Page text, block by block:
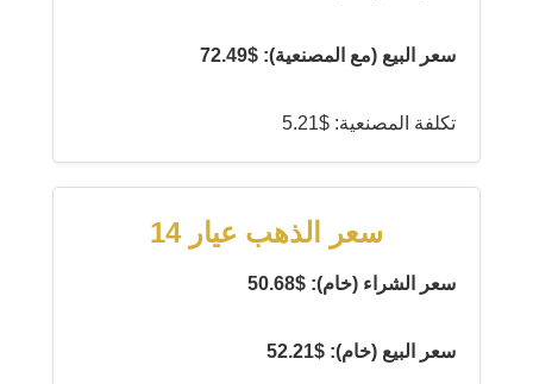
سعر البيع (مع المصنعية): $72.49
تكلفة المصنعية: $5.21
سعر الذهب عيار 14
سعر الشراء (خام): $50.68
سعر البيع (خام): $52.21